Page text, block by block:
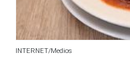
INTERNET/Medios